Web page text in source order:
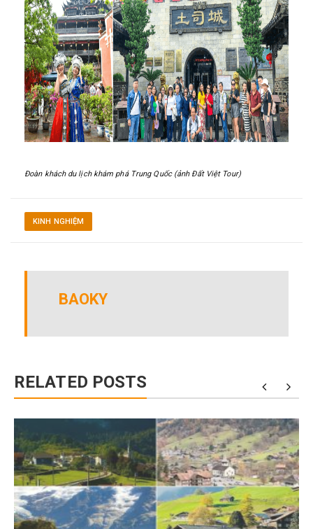
Đoàn khách du lịch khám phá Trung Quốc (ảnh Đất Việt Tour)
KINH NGHIỆM
BAOKY
RELATED POSTS